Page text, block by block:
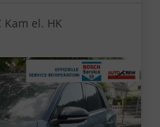
Kam el. HK